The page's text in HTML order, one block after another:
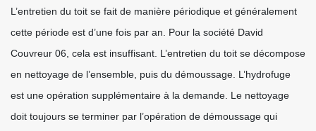
L’entretien du toit se fait de manière périodique et généralement
cette période est d’une fois par an. Pour la société David
Couvreur 06, cela est insuffisant. L’entretien du toit se décompose
en nettoyage de l’ensemble, puis du démoussage. L’hydrofuge
est une opération supplémentaire à la demande. Le nettoyage
doit toujours se terminer par l’opération de démoussage qui